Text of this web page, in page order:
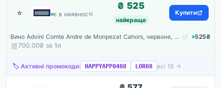
⭐ Maudau
є в наявності
₴ 525
найкраще
Купити
Вино Advini Comte Andre de Monpezat Cahors, червоне, сухе, 13%, 0,75 л (8000019704179)
525₴
700.00₴ за 1л
🏷️ Активні промокоди: HAPPYAPP0408 LOR08 всі 16 →